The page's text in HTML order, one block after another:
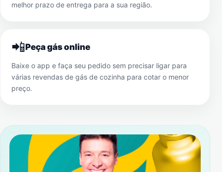
melhor prazo de entrega para a sua região.
📲Peça gás online
Baixe o app e faça seu pedido sem precisar ligar para
várias revendas de gás de cozinha para cotar o menor
preço.